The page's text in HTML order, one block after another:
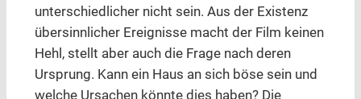
unterschiedlicher nicht sein. Aus der Existenz
übersinnlicher Ereignisse macht der Film keinen
Hehl, stellt aber auch die Frage nach deren
Ursprung. Kann ein Haus an sich böse sein und
welche Ursachen könnte dies haben? Die